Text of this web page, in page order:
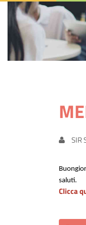
SIR
saluti.
Clicca